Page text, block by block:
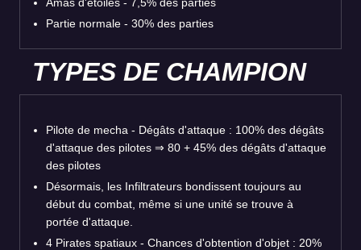
Partie normale - 30% des parties
TYPES DE CHAMPION
Pilote de mecha - Dégâts d'attaque : 100% des dégâts
d'attaque des pilotes ⇒ 80 + 45% des dégâts d'attaque
des pilotes
Désormais, les Infiltrateurs bondissent toujours au
début du combat, même si une unité se trouve à
portée d'attaque.
4 Pirates spatiaux - Chances d'obtention d'objet : 20%